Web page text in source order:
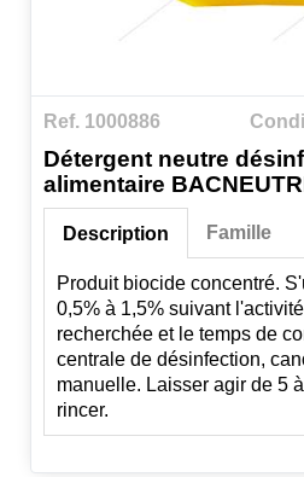
Ref. 1000886
Détergent neutre
alimentaire
Description
Produit biocide concentré.
0,5% à 1,5% suivant
recherchée et le temps de
centrale de désinfection,
manuelle. Laisser agir de 5
rincer.
Famille